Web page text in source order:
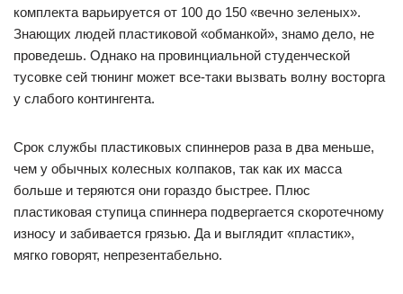
комплекта варьируется от 100 до 150 «вечно зеленых».
Знающих людей пластиковой «обманкой», знамо дело, не
проведешь. Однако на провинциальной студенческой
тусовке сей тюнинг может все-таки вызвать волну восторга
у слабого контингента.
Срок службы пластиковых спиннеров раза в два меньше,
чем у обычных колесных колпаков, так как их масса
больше и теряются они гораздо быстрее. Плюс
пластиковая ступица спиннера подвергается скоротечному
износу и забивается грязью. Да и выглядит «пластик»,
мягко говорят, непрезентабельно.